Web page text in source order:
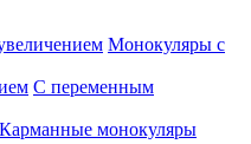
Монокуляры с
С переменным
Карманные монокуляры